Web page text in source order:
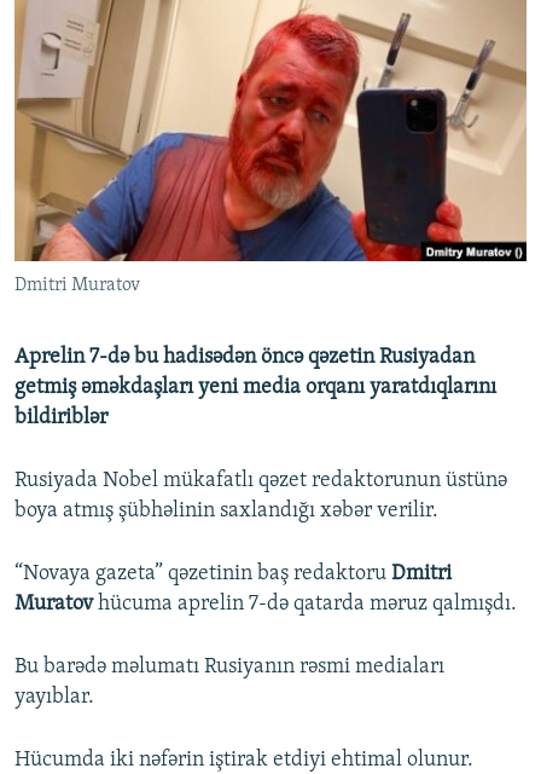
MULTIMEDIA
VIDEO
FOTOQALEREYA
İNFOQRAFIKA
KARIKATURA
RADIO ARXIV
OXU ZALI
AZƏRBAYCAN ƏDƏBIYYATI KITABXANASI
İSLAM VƏ DEMOKRATIYA
İZ - MƏDƏNIYYƏT PROQRAMI
HAQQIMIZDA
MISSIYAMIZ
PEŞƏ ETIKASI VƏ JURNALISTIKA STANDARTLARIMIZ
MATERIALLARIMIZDAN ISTIFADƏ
AZADLIQRADIOSU MOBIL TELEFONUNUZDA
XƏBƏR BÜLLETENLƏRIMIZ
RFE/RL-in bütün saytları
Dmitri Muratov
Aprelin 7-də bu hadisədən öncə qəzetin Rusiyadan
getmiş əməkdaşları yeni media orqanı yaratdıqlarını
bildiriblər
Rusiyada Nobel mükafatlı qəzet redaktorunun üstünə
boya atmış şübhəlinin saxlandığı xəbər verilir.
“Novaya gazeta” qəzetinin baş redaktoru Dmitri
Muratovhücuma aprelin 7-də qatarda məruz qalmışdı.
Bu barədə məlumatı Rusiyanın rəsmi mediaları
yayıblar.
Hücumda iki nəfərin iştirak etdiyi ehtimal olunur.